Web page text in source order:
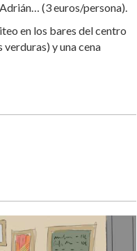
(3 euros/persona).
en los bares del centro
y una cena